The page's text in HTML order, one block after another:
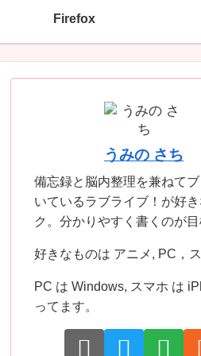
Firefox
うみの さち
備忘録と脳内整理を兼ねて
いているラブライブ！が好
ク。分かりやすく書くのが目
好きなものは アニメ, PC，ス
PC は Windows, スマホ は
ってます。